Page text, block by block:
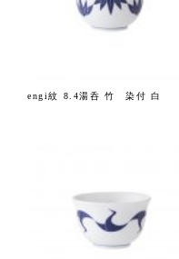
engi紋 8.4湯呑 竹 染付 白